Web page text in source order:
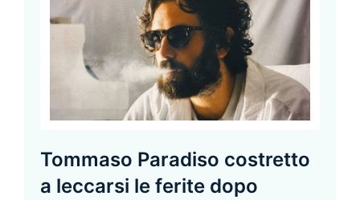
Tommaso Paradiso costretto
a leccarsi le ferite dopo